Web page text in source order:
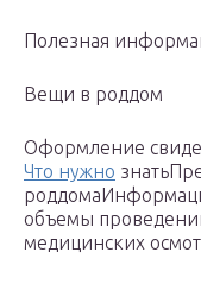
Полезная
Вещи в роддом
Оформление
Что нужно
объемы
медицинских